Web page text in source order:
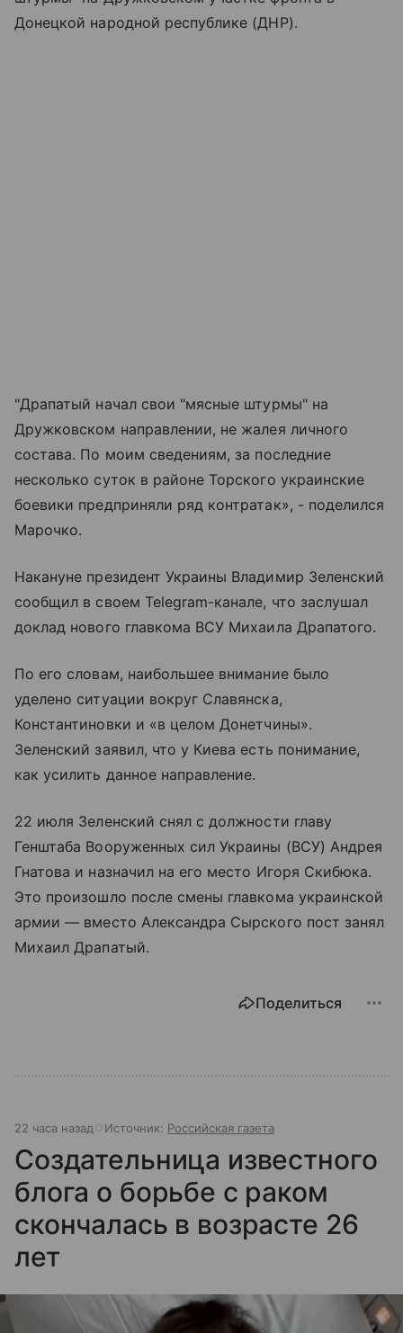
Донецкой народной республике (ДНР).
"Драпатый начал свои "мясные штурмы" на
Дружковском направлении, не жалея личного
состава. По моим сведениям, за последние
несколько суток в районе Торского украинские
боевики предприняли ряд контратак», - поделился
Марочко.
Накануне президент Украины Владимир Зеленский
сообщил в своем Telegram-канале, что заслушал
доклад нового главкома ВСУ Михаила Драпатого.
По его словам, наибольшее внимание было
уделено ситуации вокруг Славянска,
Константиновки и «в целом Донетчины».
Зеленский заявил, что у Киева есть понимание,
как усилить данное направление.
22 июля Зеленский снял с должности главу
Генштаба Вооруженных сил Украины (ВСУ) Андрея
Гнатова и назначил на его место Игоря Скибюка.
Это произошло после смены главкома украинской
армии — вместо Александра Сырского пост занял
Михаил Драпатый.
Поделиться
22 часа назад Источник: Российская газета
Создательница известного
блога о борьбе с раком
скончалась в возрасте 26
лет